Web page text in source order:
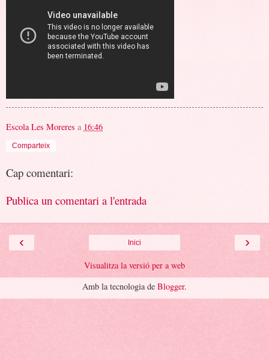
Escola Les Moreres a 16:46
Comparteix
Cap comentari:
Publica un comentari a l'entrada
‹ ›
Inici
Visualitza la versió per a web
Amb la tecnologia de Blogger.